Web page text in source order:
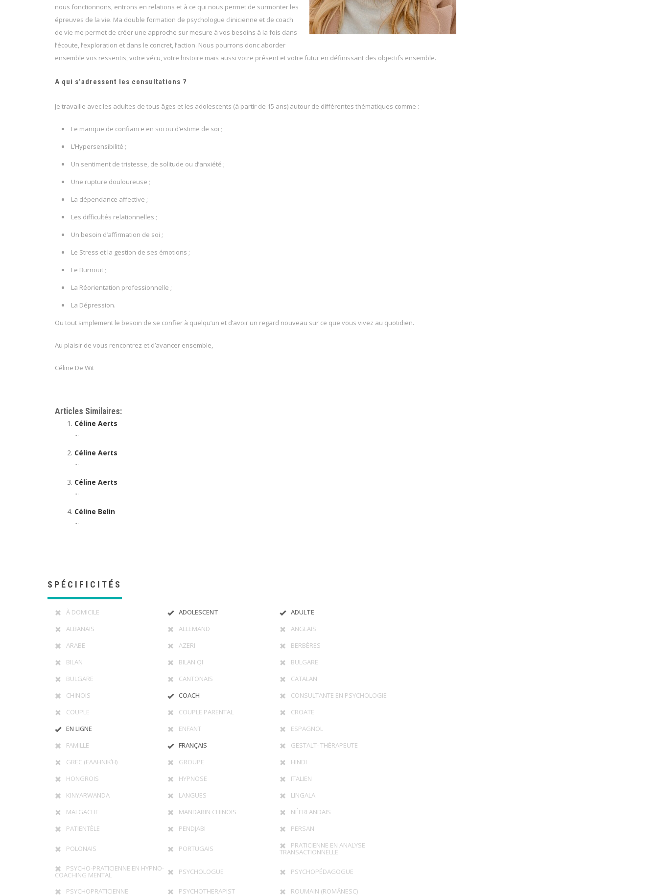
nous fonctionnons, entrons en relations et à ce qui nous permet de surmonter les
épreuves de la vie. Ma double formation de psychologue clinicienne et de coach
de vie me permet de créer une approche sur mesure à vos besoins à la fois dans
l’écoute, l’exploration et dans le concret, l’action. Nous pourrons donc aborder
ensemble vos ressentis, votre vécu, votre histoire mais aussi votre présent et votre futur en définissant des objectifs ensemble.
A qui s’adressent les consultations ?
Je travaille avec les adultes de tous âges et les adolescents (à partir de 15 ans) autour de différentes thématiques comme :
Le manque de confiance en soi ou d’estime de soi ;
L’Hypersensibilité ;
Un sentiment de tristesse, de solitude ou d’anxiété ;
Une rupture douloureuse ;
La dépendance affective ;
Les difficultés relationnelles ;
Un besoin d’affirmation de soi ;
Le Stress et la gestion de ses émotions ;
Le Burnout ;
La Réorientation professionnelle ;
La Dépression.
Ou tout simplement le besoin de se confier à quelqu’un et d’avoir un regard nouveau sur ce que vous vivez au quotidien.
Au plaisir de vous rencontrez et d’avancer ensemble,
Céline De Wit
Articles Similaires:
Céline Aerts
...
Céline Aerts
...
Céline Aerts
...
Céline Belin
...
SPÉCIFICITÉS
À DOMICILE ADOLESCENT
ADULTE
ALBANAIS
ALLEMAND
ANGLAIS
ARABE
AZERI
BERBÈRES
BILAN
BILAN QI
BULGARE
BULGARE
CANTONAIS
CATALAN
CHINOIS
COACH
CONSULTANTE EN PSYCHOLOGIE
COUPLE
COUPLE PARENTAL
CROATE
EN LIGNE
ENFANT
ESPAGNOL
FAMILLE
FRANÇAIS
GESTALT- THÉRAPEUTE
GREC (ΕΛΛΗΝΙΚΉ)
GROUPE
HINDI
HONGROIS
HYPNOSE
ITALIEN
KINYARWANDA
LANGUES
LINGALA
MALGACHE
MANDARIN CHINOIS
NÉERLANDAIS
PATIENTÈLE
PENDJABI PERSAN
POLONAIS PORTUGAIS PRATICIENNE EN ANALYSE
TRANSACTIONNELLE
PSYCHO-PRATICIENNE EN HYPNO-
COACHING MENTAL PSYCHOLOGUE PSYCHOPÉDAGOGUE
PSYCHOPRATICIENNE PSYCHOTHERAPIST ROUMAIN (ROMÂNESC)